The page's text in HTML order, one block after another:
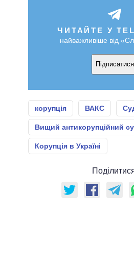
ЧИТАЙТЕ У
найважливіше від
Підписатися
корупція ВАКС
Вищий антикорупційний
Корупція в Україні